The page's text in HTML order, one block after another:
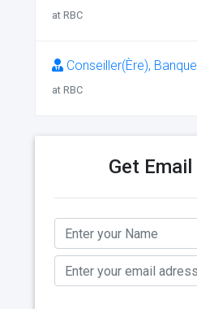
at RBC
Conseiller(Ère),
at RBC
Get